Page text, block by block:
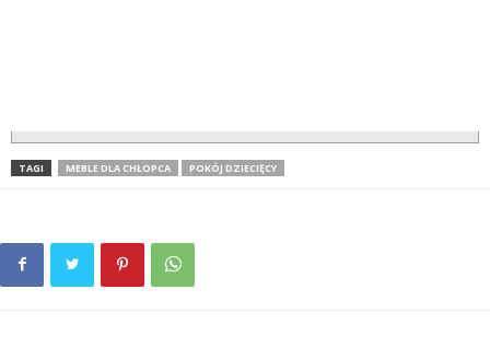
TAGI MEBLE DLA CHŁOPCA POKÓJ DZIECIĘCY